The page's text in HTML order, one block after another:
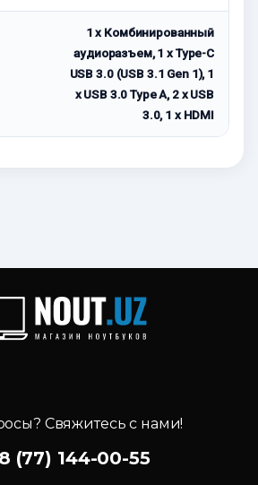
1 x Комбинированный
аудиоразъем, 1 x Type-C
USB 3.0 (USB 3.1 Gen 1), 1
x USB 3.0 Type A, 2 x USB
3.0, 1 x HDMI
Свяжитесь с нами!
(77) 144-00-55